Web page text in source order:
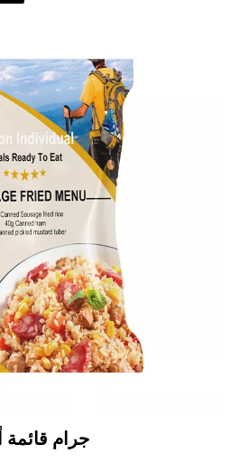
360 جرام